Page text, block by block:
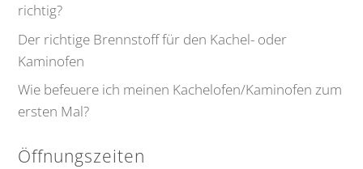
richtig?
Der richtige Brennstoff für den Kachel- oder
Kaminofen
Wie befeuere ich meinen Kachelofen/Kaminofen zum
ersten Mal?
Öffnungszeiten